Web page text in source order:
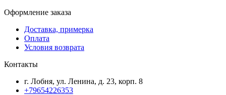
Оформление заказа
Доставка, примерка
Оплата
Условия возврата
Контакты
г. Лобня, ул. Ленина, д. 23, корп. 8
+79654226353